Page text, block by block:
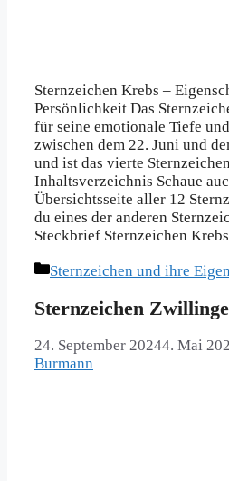
Sternzeichen Krebs –
Persönlichkeit Das
für seine emotionale Tiefe
zwischen dem 22. Juni und
und ist das vierte
Inhaltsverzeichnis Schaue
Übersichtsseite aller 12
du eines der anderen
Steckbrief Sternzeichen
Kategorien
Sternzeichen und ihre
Sternzeichen Zwillinge
24. September 20244. Mai
Burmann